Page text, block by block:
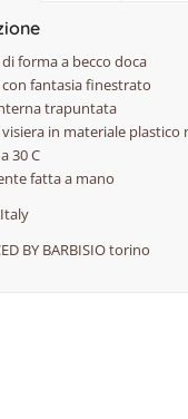
forma a becco doca
fantasia finestrato
trapuntata
in materiale plastico
30 C
fatta a mano
BY BARBISIO torino